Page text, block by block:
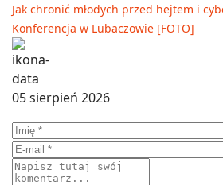
Jak chronić młodych przed hejtem i
Konferencja w Lubaczowie [FOTO]
05 sierpień 2026